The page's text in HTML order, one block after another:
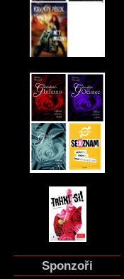
Sponzoři